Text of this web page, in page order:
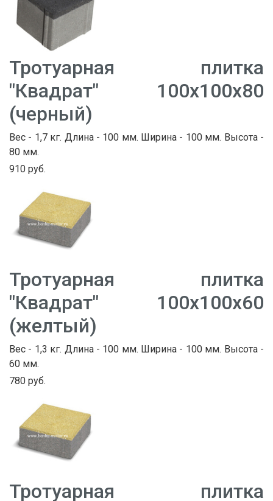
Тротуарная плитка
"Квадрат" 100х100х80
(черный)
Вес - 1,7 кг. Длина - 100 мм. Ширина - 100 мм. Высота -
80 мм.
910 руб.
Тротуарная плитка
"Квадрат" 100х100х60
(желтый)
Вес - 1,3 кг. Длина - 100 мм. Ширина - 100 мм. Высота -
60 мм.
780 руб.
Тротуарная плитка